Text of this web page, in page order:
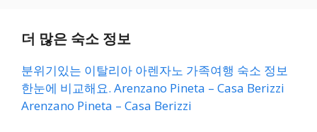
더 많은 숙소 정보
분위기있는 이탈리아 아렌자노 가족여행 숙소 정보
한눈에 비교해요. Arenzano Pineta – Casa Berizzi
Arenzano Pineta – Casa Berizzi